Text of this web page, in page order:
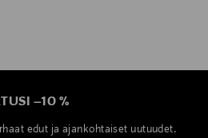
–10 %
edut ja ajankohtaiset uutuudet.